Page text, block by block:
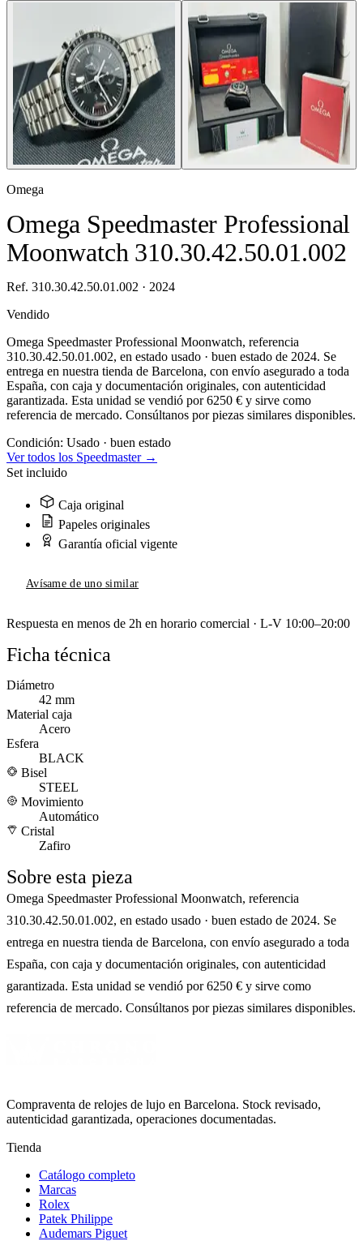
Omega
Omega Speedmaster Professional
Moonwatch 310.30.42.50.01.002
Ref. 310.30.42.50.01.002 · 2024
Vendido
Omega Speedmaster Professional Moonwatch, referencia
310.30.42.50.01.002, en estado usado · buen estado de 2024. Se
entrega en nuestra tienda de Barcelona, con envío asegurado a toda
España, con caja y documentación originales, con autenticidad
garantizada. Esta unidad se vendió por 6250 € y sirve como
referencia de mercado. Consúltanos por piezas similares disponibles.
Condición: Usado · buen estado
Ver todos los Speedmaster →
Set incluido
Caja original
Papeles originales
Garantía oficial vigente
Avísame de uno similar
Respuesta en menos de 2h en horario comercial · L-V 10:00–20:00
Ficha técnica
Diámetro
42 mm
Material caja
Acero
Esfera
BLACK
Bisel
STEEL
Movimiento
Automático
Cristal
Zafiro
Sobre esta pieza
Omega Speedmaster Professional Moonwatch, referencia
310.30.42.50.01.002, en estado usado · buen estado de 2024. Se
entrega en nuestra tienda de Barcelona, con envío asegurado a toda
España, con caja y documentación originales, con autenticidad
garantizada. Esta unidad se vendió por 6250 € y sirve como
referencia de mercado. Consúltanos por piezas similares disponibles.
Compraventa de relojes de lujo en Barcelona. Stock revisado,
autenticidad garantizada, operaciones documentadas.
Tienda
Catálogo completo
Marcas
Rolex
Patek Philippe
Audemars Piguet